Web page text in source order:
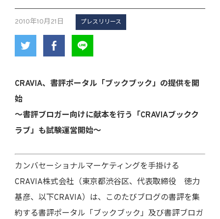
2010年10月21日 プレスリリース
CRAVIA、書評ポータル「ブックブック」の提供を開
始
～書評ブロガー向けに献本を行う「CRAVIAブックク
ラブ」も試験運営開始～
カンバセーショナルマーケティングを手掛ける
CRAVIA株式会社（東京都渋谷区、代表取締役 徳力
基彦、以下CRAVIA）は、このたびブログの書評を集
約する書評ポータル「ブックブック」及び書評ブロガ